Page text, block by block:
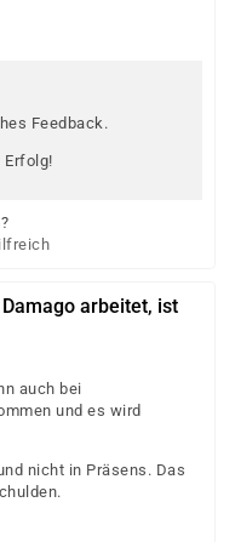
Feedback.
Erfolg!
arbeitet, ist
auch bei
und es wird
nicht in Präsens. Das